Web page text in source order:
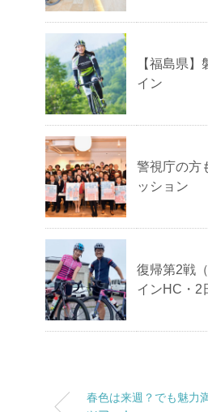
【福島県
イン
警視庁の方
ッション
復帰第2戦
インHC・2
春色は来週？でも魅力